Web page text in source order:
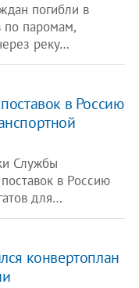
погибли в
по паромам,
реку…
в Россию
Службы
в Россию
для…
конвертоплан